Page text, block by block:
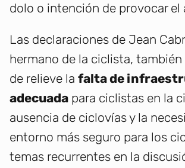
dolo o intención de provocar el
Las declaraciones de Jean
hermano de la ciclista,
de relieve la falta de
adecuada para ciclistas en la
ausencia de ciclovías y la
entorno más seguro para los
temas recurrentes en la